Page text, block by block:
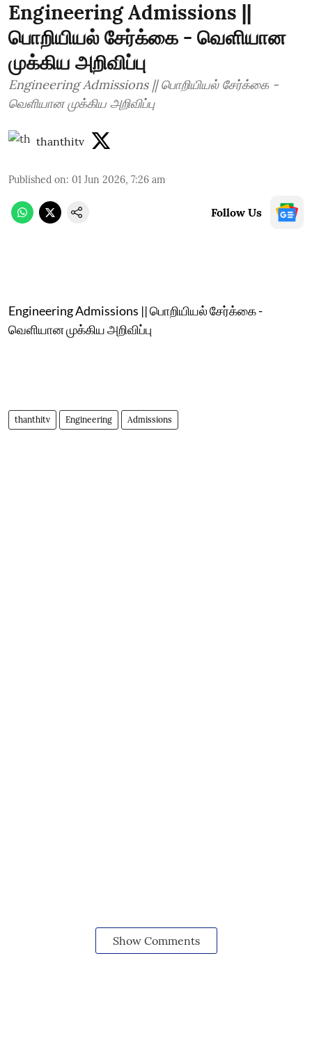
Engineering Admissions ||
பொறியியல் சேர்க்கை - வெளியான
முக்கிய அறிவிப்பு
Engineering Admissions || பொறியியல் சேர்க்கை -
வெளியான முக்கிய அறிவிப்பு
thanthitv
Published on: 01 Jun 2026, 7:26 am
Follow Us
Engineering Admissions || பொறியியல் சேர்க்கை -
வெளியான முக்கிய அறிவிப்பு
thanthitv Engineering Admissions
Show Comments